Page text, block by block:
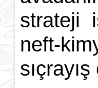
strateji
neft-